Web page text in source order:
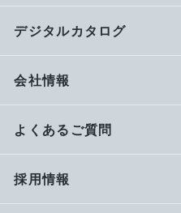
デジタルカタログ
会社情報
よくあるご質問
採用情報